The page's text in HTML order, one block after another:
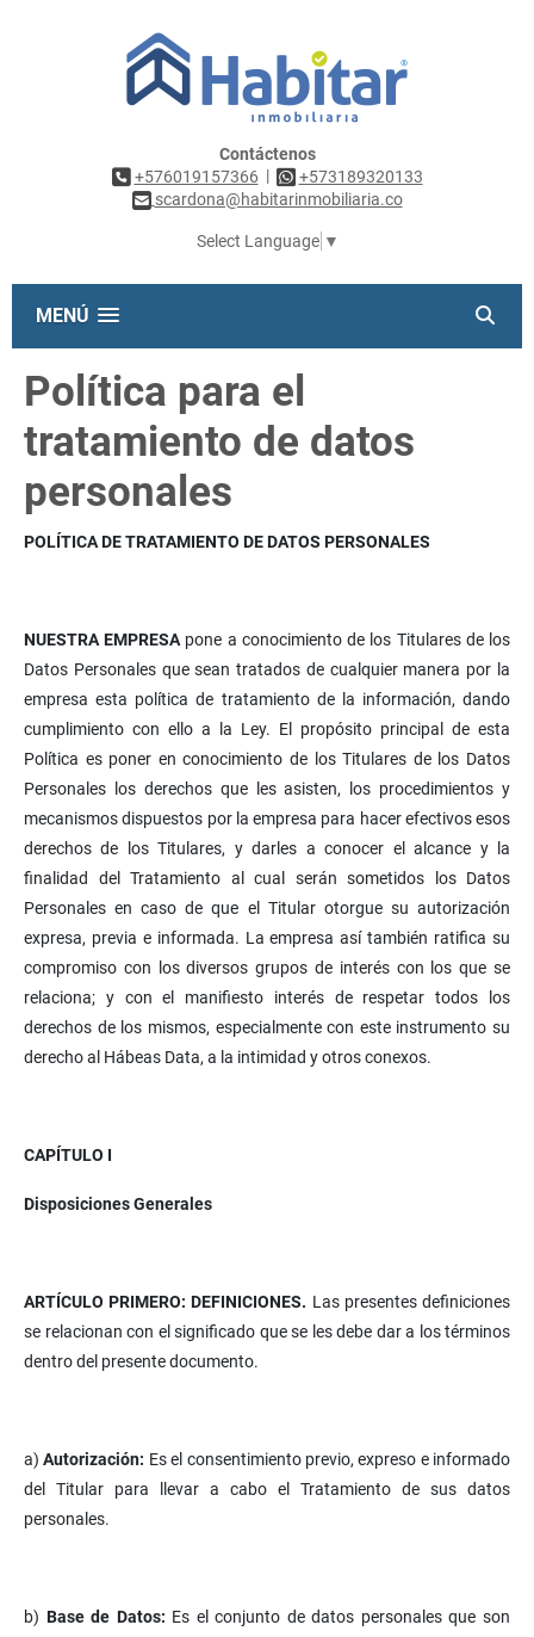
Contáctenos
+576019157366 |
+573189320133
scardona@habitarinmobiliaria.co
Select Language ▼
MENÚ
Política para el
tratamiento de datos
personales
POLÍTICA DE TRATAMIENTO DE DATOS PERSONALES
NUESTRA EMPRESApone a conocimiento de los Titulares de los
Datos Personales que sean tratados de cualquier manera por la
empresa esta política de tratamiento de la información, dando
cumplimiento con ello a la Ley. El propósito principal de esta
Política es poner en conocimiento de los Titulares de los Datos
Personales los derechos que les asisten, los procedimientos y
mecanismos dispuestos por la empresa para hacer efectivos esos
derechos de los Titulares, y darles a conocer el alcance y la
finalidad del Tratamiento al cual serán sometidos los Datos
Personales en caso de que el Titular otorgue su autorización
expresa, previa e informada. La empresa así también ratifica su
compromiso con los diversos grupos de interés con los que se
relaciona; y con el manifiesto interés de respetar todos los
derechos de los mismos, especialmente con este instrumento su
derecho al Hábeas Data, a la intimidad y otros conexos.
CAPÍTULO I
Disposiciones Generales
ARTÍCULO PRIMERO: DEFINICIONES. Las presentes definiciones
se relacionan con el significado que se les debe dar a los términos
dentro del presente documento.
a)Autorización: Es el consentimiento previo, expreso e informado
del Titular para llevar a cabo el Tratamiento de sus datos
personales.
b) Base de Datos: Es el conjunto de datos personales que son